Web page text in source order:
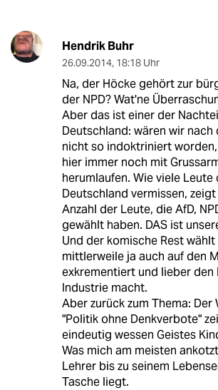
Hendrik Buhr
26.09.2014, 18:18 Uhr
Na, der Höcke gehört zur
der NPD? Wat'ne
Aber das ist einer der
Deutschland: wären wir nach
nicht so indoktriniert
hier immer noch mit
herumlaufen. Wie viele
Deutschland vermissen,
Anzahl der Leute, die AfD,
gewählt haben. DAS ist
Und der komische Rest wählt
mittlerweile ja auch auf den
exkrementiert und lieber den
Industrie macht.
Aber zurück zum Thema: Der
"Politik ohne Denkverbote"
eindeutig wessen Geistes
Was mich am meisten
Lehrer bis zu seinem
Tasche liegt.